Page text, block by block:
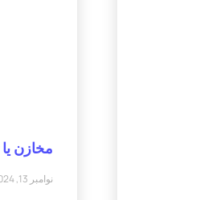
مخازن
نوامبر 13, 2024